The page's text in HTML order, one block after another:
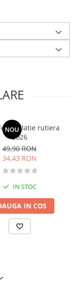
NOU
legislatie rutiera
2026
49,90 RON
34,43 RON
IN STOC
IN COS